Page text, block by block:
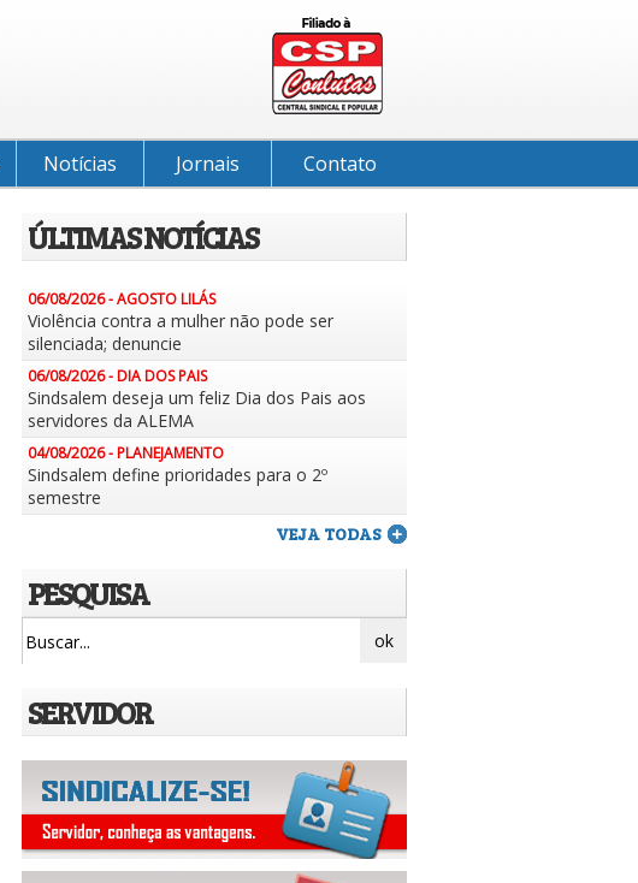
Notícias Jornais Contato
ÚLTIMAS NOTÍCIAS
06/08/2026 - AGOSTO LILÁS
Violência contra a mulher não pode ser
silenciada; denuncie
06/08/2026 - DIA DOS PAIS
Sindsalem deseja um feliz Dia dos Pais aos
servidores da ALEMA
04/08/2026 - PLANEJAMENTO
Sindsalem define prioridades para o 2º
semestre
VEJA TODAS
PESQUISA
SERVIDOR